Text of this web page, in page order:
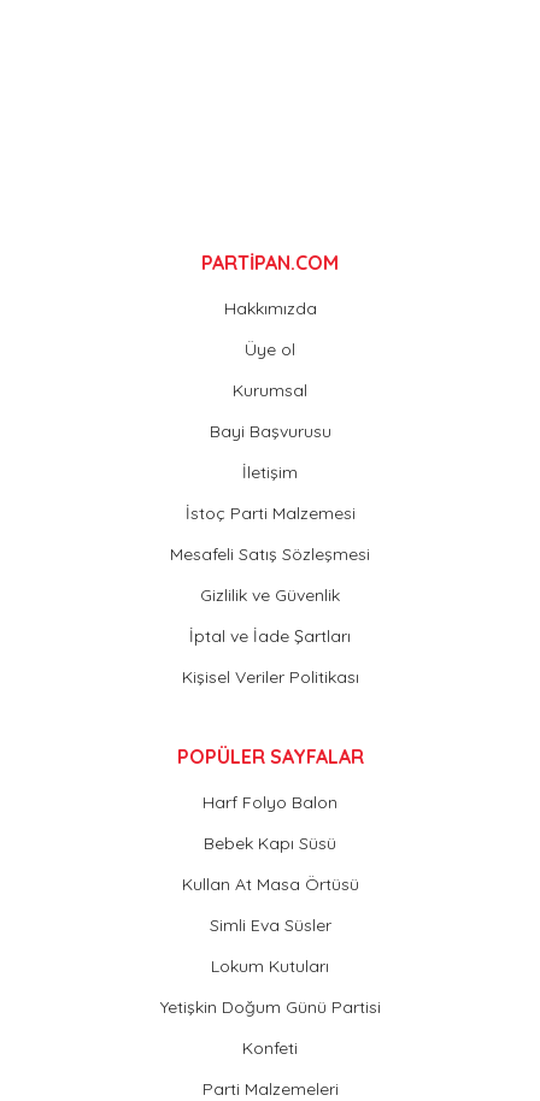
PARTİPAN.COM
Hakkımızda
Üye ol
Kurumsal
Bayi Başvurusu
İletişim
İstoç Parti Malzemesi
Mesafeli Satış Sözleşmesi
Gizlilik ve Güvenlik
İptal ve İade Şartları
Kişisel Veriler Politikası
POPÜLER SAYFALAR
Harf Folyo Balon
Bebek Kapı Süsü
Kullan At Masa Örtüsü
Simli Eva Süsler
Lokum Kutuları
Yetişkin Doğum Günü Partisi
Konfeti
Parti Malzemeleri